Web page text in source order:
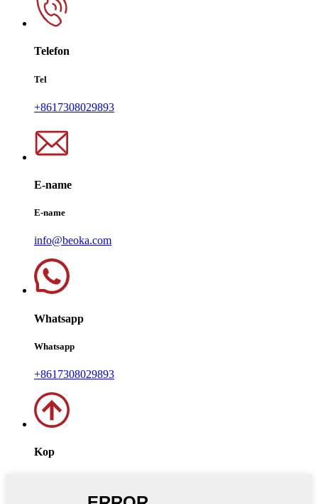
Telefon
Tel
+8617308029893
E-name
E-name
info@beoka.com
Whatsapp
Whatsapp
+8617308029893
Kop